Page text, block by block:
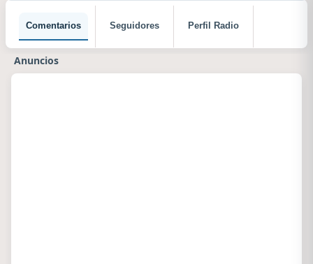
Comentarios Seguidores Perfil Radio
Anuncios